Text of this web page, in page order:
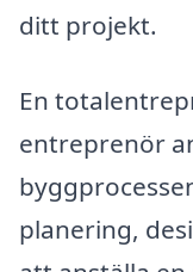
ditt projekt.
En
entreprenör
planering,